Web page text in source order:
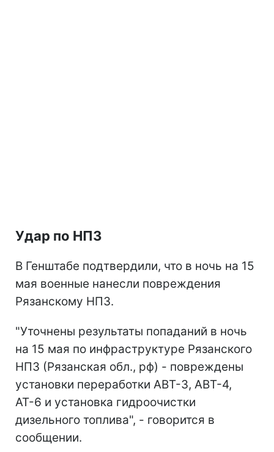
Удар по НПЗ
В Генштабе подтвердили, что в ночь на 15
мая военные нанесли повреждения
Рязанскому НПЗ.
"Уточнены результаты попаданий в ночь
на 15 мая по инфраструктуре Рязанского
НПЗ (Рязанская обл., рф) - повреждены
установки переработки АВТ-3, АВТ-4,
АТ-6 и установка гидроочистки
дизельного топлива", - говорится в
сообщении.